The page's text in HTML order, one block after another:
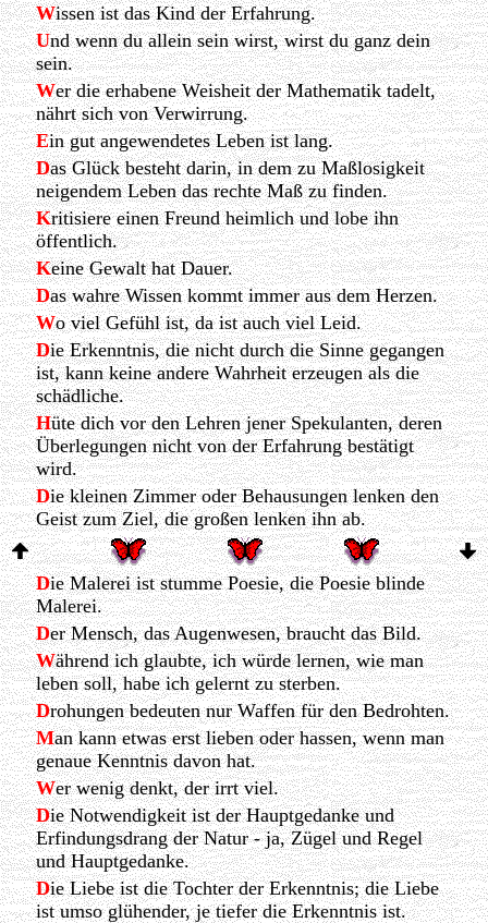
Wissen ist das Kind der Erfahrung.
Und wenn du allein sein wirst, wirst du ganz dein
sein.
Wer die erhabene Weisheit der Mathematik tadelt,
nährt sich von Verwirrung.
Ein gut angewendetes Leben ist lang.
Das Glück besteht darin, in dem zu Maßlosigkeit
neigendem Leben das rechte Maß zu finden.
Kritisiere einen Freund heimlich und lobe ihn
öffentlich.
Keine Gewalt hat Dauer.
Das wahre Wissen kommt immer aus dem Herzen.
Wo viel Gefühl ist, da ist auch viel Leid.
Die Erkenntnis, die nicht durch die Sinne gegangen
ist, kann keine andere Wahrheit erzeugen als die
schädliche.
Hüte dich vor den Lehren jener Spekulanten, deren
Überlegungen nicht von der Erfahrung bestätigt
wird.
Die kleinen Zimmer oder Behausungen lenken den
Geist zum Ziel, die großen lenken ihn ab.
Die Malerei ist stumme Poesie, die Poesie blinde
Malerei.
Der Mensch, das Augenwesen, braucht das Bild.
Während ich glaubte, ich würde lernen, wie man
leben soll, habe ich gelernt zu sterben.
Drohungen bedeuten nur Waffen für den Bedrohten.
Man kann etwas erst lieben oder hassen, wenn man
genaue Kenntnis davon hat.
Wer wenig denkt, der irrt viel.
Die Notwendigkeit ist der Hauptgedanke und
Erfindungsdrang der Natur - ja, Zügel und Regel
und Hauptgedanke.
Die Liebe ist die Tochter der Erkenntnis; die Liebe
ist umso glühender, je tiefer die Erkenntnis ist.